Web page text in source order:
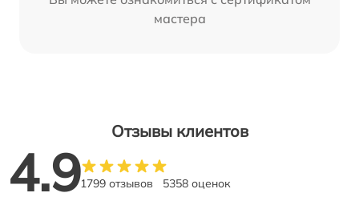
мастера
Отзывы клиентов
4.91799 отзывов 5358 оценок